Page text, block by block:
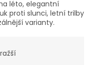
léto, elegantní
proti slunci, letní trilby
varianty.